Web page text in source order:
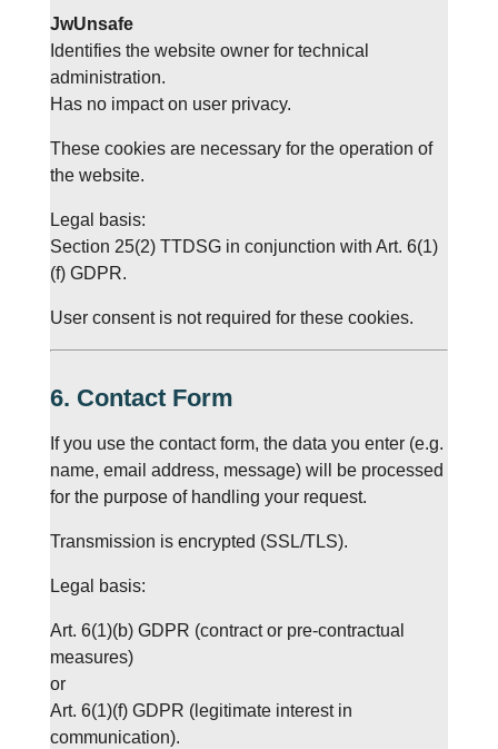
JwUnsafe
Identifies the website owner for technical
administration.
Has no impact on user privacy.
These cookies are necessary for the operation of
the website.
Legal basis:
Section 25(2) TTDSG in conjunction with Art. 6(1)
(f) GDPR.
User consent is not required for these cookies.
6. Contact Form
If you use the contact form, the data you enter (e.g.
name, emai l address, message) will be processed
for the purpose of handling your request.
Transmission is encrypted (SSL/TLS).
Legal basis:
Art. 6(1)(b) GDPR (contract or pre-contractual
measures)
or
Art. 6(1)(f) GDPR (legitimate interest in
communication).